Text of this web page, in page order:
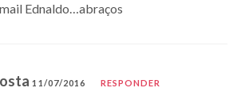
Ednaldo…abraços
11/07/2016 RESPONDER